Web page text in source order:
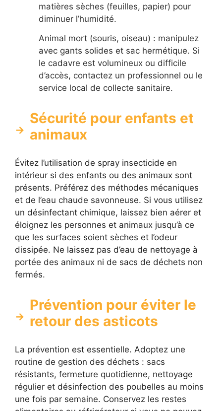
matières sèches (feuilles, papier) pour
diminuer l’humidité.
Animal mort (souris, oiseau) : manipulez
avec gants solides et sac hermétique. Si
le cadavre est volumineux ou difficile
d’accès, contactez un professionnel ou le
service local de collecte sanitaire.
Sécurité pour enfants et
animaux
Évitez l’utilisation de spray insecticide en
intérieur si des enfants ou des animaux sont
présents. Préférez des méthodes mécaniques
et de l’eau chaude savonneuse. Si vous utilisez
un désinfectant chimique, laissez bien aérer et
éloignez les personnes et animaux jusqu’à ce
que les surfaces soient sèches et l’odeur
dissipée. Ne laissez pas d’eau de nettoyage à
portée des animaux ni de sacs de déchets non
fermés.
Prévention pour éviter le
retour des asticots
La prévention est essentielle. Adoptez une
routine de gestion des déchets : sacs
résistants, fermeture quotidienne, nettoyage
régulier et désinfection des poubelles au moins
une fois par semaine. Conservez les restes